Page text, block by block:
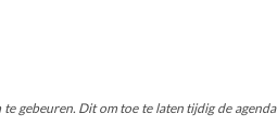
gebeuren. Dit om toe te laten tijdig de agenda